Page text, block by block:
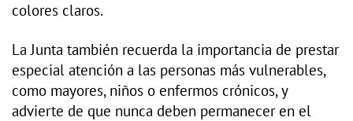
colores claros.
La Junta también recuerda la importancia de prestar
especial atención a las personas más vulnerables,
como mayores, niños o enfermos crónicos, y
advierte de que nunca deben permanecer en el